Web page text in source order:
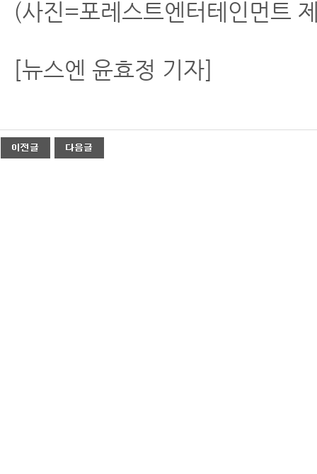
(사진=포레스트엔터테인먼트
[뉴스엔 윤효정 기자]